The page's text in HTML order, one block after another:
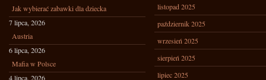
Jak wybierać zabawki dla dziecka
7 lipca, 2026
Austria
6 lipca, 2026
Mafia w Polsce
4 lipca, 2026
listopad 2025
październik 2025
wrzesień 2025
sierpień 2025
lipiec 2025